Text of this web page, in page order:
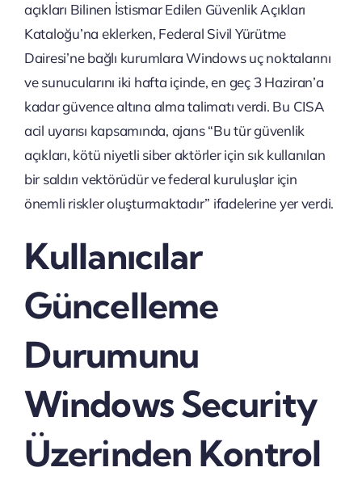
açıkları Bilinen İstismar Edilen Güvenlik Açıkları
Kataloğu’na eklerken, Federal Sivil Yürütme
Dairesi’ne bağlı kurumlara Windows uç noktalarını
ve sunucularını iki hafta içinde, en geç 3 Haziran’a
kadar güvence altına alma talimatı verdi. Bu CISA
acil uyarısı kapsamında, ajans “Bu tür güvenlik
açıkları, kötü niyetli siber aktörler için sık kullanılan
bir saldırı vektörüdür ve federal kuruluşlar için
önemli riskler oluşturmaktadır” ifadelerine yer verdi.
Kullanıcılar
Güncelleme
Durumunu
Windows Security
Üzerinden Kontrol